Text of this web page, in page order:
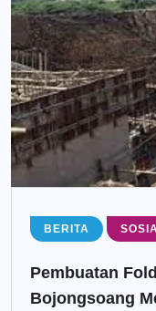
BERITA
Pembuatan
Bojongsoang